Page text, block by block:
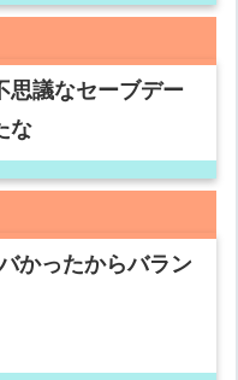
思議なセーブデー
な
かったからバラン